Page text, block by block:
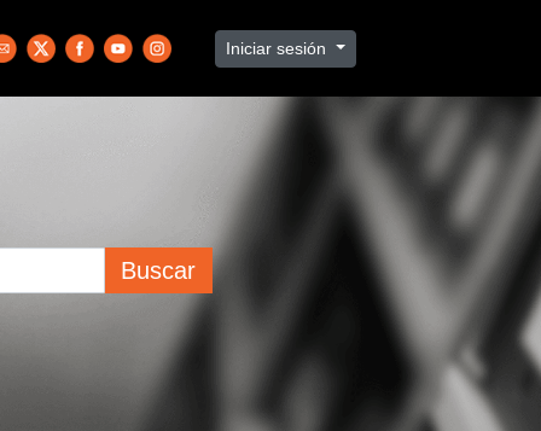
Iniciar sesión
Buscar